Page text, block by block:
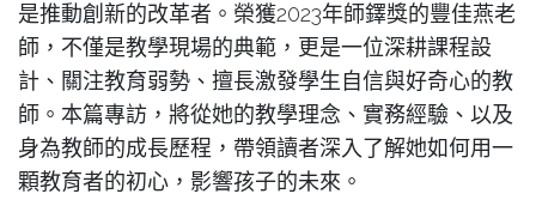
是推動創新的改革者。榮獲2023年師鐸獎的豐佳燕老
師，不僅是教學現場的典範，更是一位深耕課程設
計、關注教育弱勢、擅長激發學生自信與好奇心的教
師。本篇專訪，將從她的教學理念、實務經驗、以及
身為教師的成長歷程，帶領讀者深入了解她如何用一
顆教育者的初心，影響孩子的未來。